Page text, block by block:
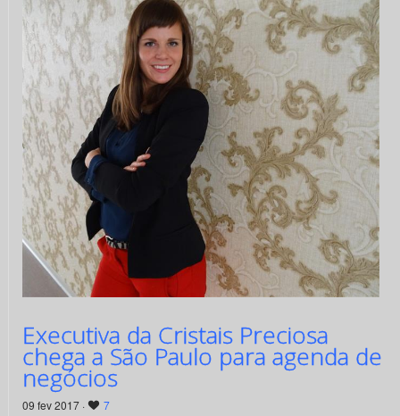
Executiva da Cristais Preciosa
chega a São Paulo para agenda de
negócios
09 fev 2017 · 7